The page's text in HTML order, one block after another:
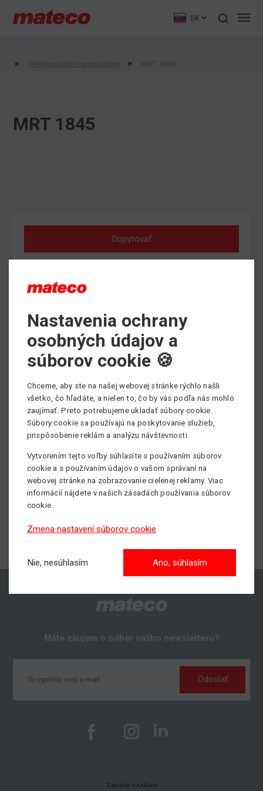
SK
MRT 1845
Dopytovať
18.00 m
Min. nosnosť
Pohon
Rotačný
Máte záujem o odber nášho newsletteru?
Odoslať
Zásady cookies
Nastavenia ochrany
osobných údajov a
súborov cookie 🍪
Chceme, aby ste na našej webovej stránke rýchlo našli
všetko, čo hľadáte, a nielen to, čo by vás podľa nás mohlo
zaujímať. Preto potrebujeme ukladať súbory cookie.
Súbory cookie sa používajú na poskytovanie služieb,
prispôsobenie reklám a analýzu návštevnosti.
Vytvorením tejto voľby súhlasíte s používaním súborov
cookie a s používaním údajov o vašom správaní na
webovej stránke na zobrazovanie cielenej reklamy. Viac
informácií nájdete v našich zásadách používania súborov
cookie.
Zmena nastavení súborov cookie
Nie, nesúhlasím Ano, súhlasím